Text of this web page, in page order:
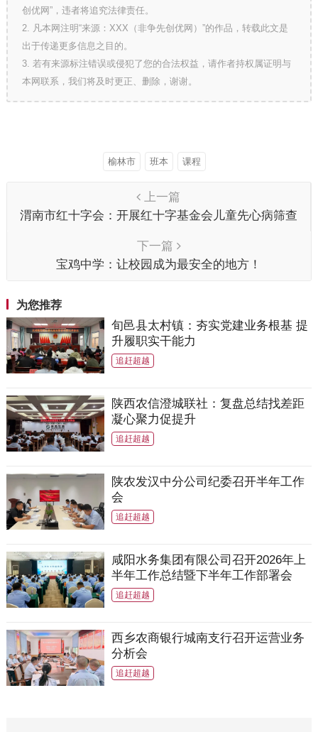
创优网”，违者将追究法律责任。
2. 凡本网注明“来源：XXX（非争先创优网）”的作品，转载此文是
出于传递更多信息之目的。
3. 若有来源标注错误或侵犯了您的合法权益，请作者持权属证明与
本网联系，我们将及时更正、删除，谢谢。
榆林市 班本 课程
上一篇
渭南市红十字会：开展红十字基金会儿童先心病筛查
下一篇
宝鸡中学：让校园成为最安全的地方！
为您推荐
旬邑县太村镇：夯实党建业务根基 提
升履职实干能力
追赶超越
陕西农信澄城联社：复盘总结找差距
凝心聚力促提升
追赶超越
陕农发汉中分公司纪委召开半年工作
会
追赶超越
咸阳水务集团有限公司召开2026年上
半年工作总结暨下半年工作部署会
追赶超越
西乡农商银行城南支行召开运营业务
分析会
追赶超越